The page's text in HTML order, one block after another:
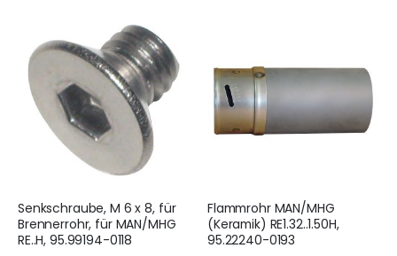
Senkschraube, M 6 x 8, für
Brennerrohr, für MAN/MHG
RE..H, 95.99194-0118
Flammrohr MAN/MHG
(Keramik) RE1.32..1.50H,
95.22240-0193